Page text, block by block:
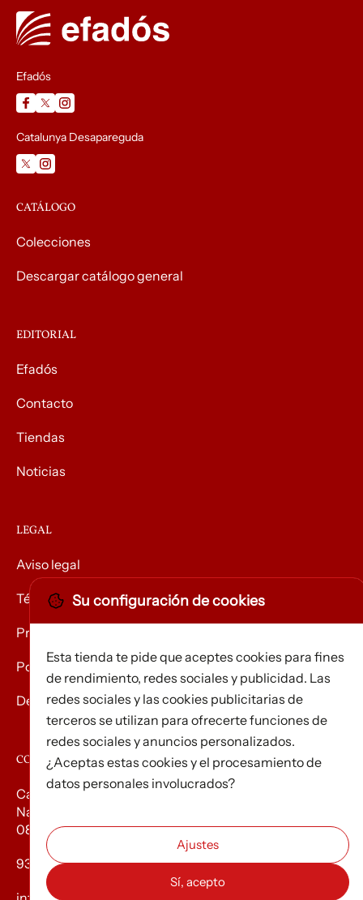
Efadós
Catalunya Desapareguda
CATÁLOGO
Colecciones
Descargar catálogo general
EDITORIAL
Efadós
Contacto
Tiendas
Noticias
LEGAL
Aviso legal
Términos y condiciones
Privacidad
Política de Cookies
Devolución de mercancías
CONTACTO
Carrer d’Edison, 3
Nau A. Polígon industrial Les Torrenteres
08754 El Papiol
93 673 12 12
Su configuración de cookies
Esta tienda te pide que aceptes cookies para fines
de rendimiento, redes sociales y publicidad. Las
redes sociales y las cookies publicitarias de
terceros se utilizan para ofrecerte funciones de
redes sociales y anuncios personalizados.
¿Aceptas estas cookies y el procesamiento de
datos personales involucrados?